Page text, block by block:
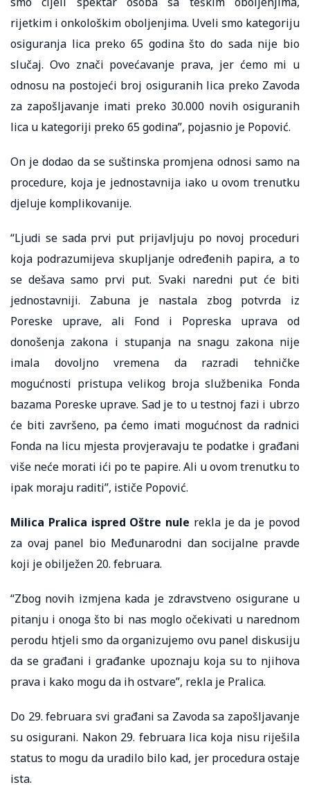
rijetkim i onkološkim oboljenjima. Uveli smo kategoriju
osiguranja lica preko 65 godina što do sada nije bio
slučaj. Ovo znači povećavanje prava, jer ćemo mi u
odnosu na postojeći broj osiguranih lica preko Zavoda
za zapošljavanje imati preko 30.000 novih osiguranih
lica u kategoriji preko 65 godina”, pojasnio je Popović.
On je dodao da se suštinska promjena odnosi samo na
procedure, koja je jednostavnija iako u ovom trenutku
djeluje komplikovanije.
“Ljudi se sada prvi put prijavljuju po novoj proceduri
koja podrazumijeva skupljanje određenih papira, a to
se dešava samo prvi put. Svaki naredni put će biti
jednostavniji. Zabuna je nastala zbog potvrda iz
Poreske uprave, ali Fond i Popreska uprava od
donošenja zakona i stupanja na snagu zakona nije
imala dovoljno vremena da razradi tehničke
mogućnosti pristupa velikog broja službenika Fonda
bazama Poreske uprave. Sad je to u testnoj fazi i ubrzo
će biti završeno, pa ćemo imati mogućnost da radnici
Fonda na licu mjesta provjeravaju te podatke i građani
više neće morati ići po te papire. Ali u ovom trenutku to
ipak moraju raditi”, ističe Popović.
Milica Pralica ispred Oštre nule rekla je da je povod
za ovaj panel bio Međunarodni dan socijalne pravde
koji je obilježen 20. februara.
“Zbog novih izmjena kada je zdravstveno osigurane u
pitanju i onoga što bi nas moglo očekivati u narednom
perodu htjeli smo da organizujemo ovu panel diskusiju
da se građani i građanke upoznaju koja su to njihova
prava i kako mogu da ih ostvare”, rekla je Pralica.
Do 29. februara svi građani sa Zavoda sa zapošljavanje
su osigurani. Nakon 29. februara lica koja nisu riješila
status to mogu da uradilo bilo kad, jer procedura ostaje
ista.